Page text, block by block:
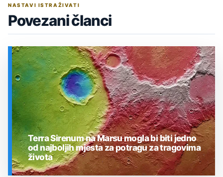
NASTAVI ISTRAŽIVATI
Povezani članci
Terra Sirenum na Marsu mogla bi biti jedno
od najboljih mjesta za potragu za tragovima
života